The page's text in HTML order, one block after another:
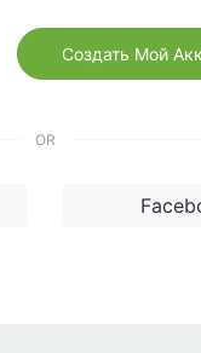
Создать Мой
OR